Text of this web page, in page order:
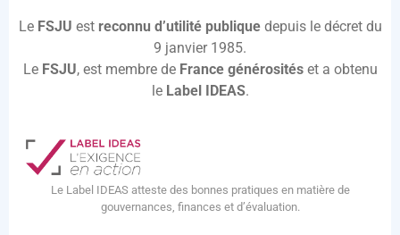
Le FSJU est reconnu d’utilité publique depuis le décret du
9 janvier 1985.
Le FSJU, est membre de France générositéset a obtenu
le Label IDEAS.
Le Label IDEAS atteste des bonnes pratiques en matière de
gouvernances, finances et d’évaluation.